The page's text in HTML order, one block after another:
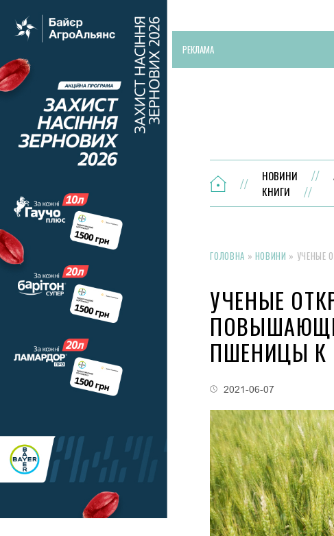
РЕКЛАМА
НОВИНИ
КНИГИ
ГОЛОВНА » НОВИНИ » УЧЕНЫЕ
УЧЕНЫЕ
ПШЕНИЦЫ К
2021-06-07